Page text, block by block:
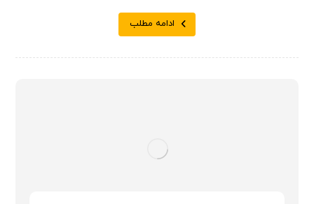
ادامه مطلب